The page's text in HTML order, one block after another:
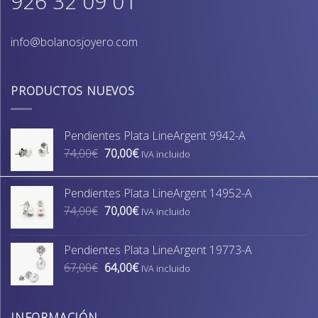
info@bolanosjoyero.com
PRODUCTOS NUEVOS
Pendientes Plata LineArgent 9942-A
74,00€ El
era:
74,00€.
70,00€El
es:
70,00€.
IVA incluido
Pendientes Plata LineArgent 14952-A
74,00€ El
era:
74,00€.
70,00€El
es:
70,00€.
IVA incluido
Pendientes Plata LineArgent 19773-A
67,00€ El
64,00€ElIVA incluido